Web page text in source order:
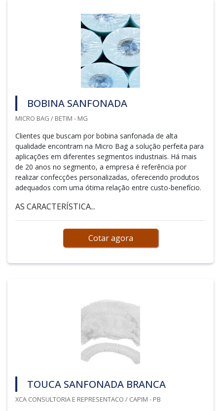
BOBINA SANFONADA
MICRO BAG / BETIM - MG
Clientes que buscam por bobina sanfonada de alta
qualidade encontram na Micro Bag a solução perfeita para
aplicações em diferentes segmentos industriais. Há mais
de 20 anos no segmento, a empresa é referência por
realizar confecções personalizadas, oferecendo produtos
adequados com uma ótima relação entre custo-benefício.
AS CARACTERÍSTICA...
Cotar agora
TOUCA SANFONADA BRANCA
XCA CONSULTORIA E REPRESENTACO / CAPIM - PB